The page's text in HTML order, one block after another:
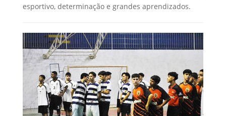
esportivo, determinação e grandes aprendizados.